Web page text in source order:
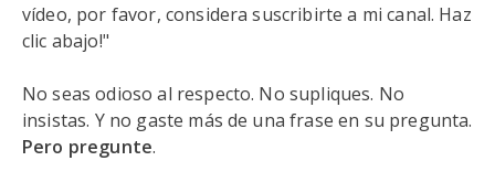
vídeo, por favor, considera suscribirte a mi canal. Haz
clic abajo!"
No seas odioso al respecto. No supliques. No
insistas. Y no gaste más de una frase en su pregunta.
Pero pregunte.